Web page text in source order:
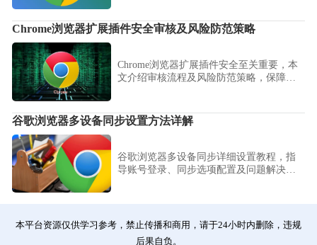
Chrome浏览器扩展插件安全审核及风险防范策略
Chrome浏览器扩展插件安全至关重要，本
文介绍审核流程及风险防范策略，保障用
谷歌浏览器多设备同步设置方法详解
谷歌浏览器多设备同步详细设置教程，指
导账号登录、同步选项配置及问题解决，
本平台资源仅供学习参考，禁止传播和商用，请于24小时内删除，违规
后果自负。